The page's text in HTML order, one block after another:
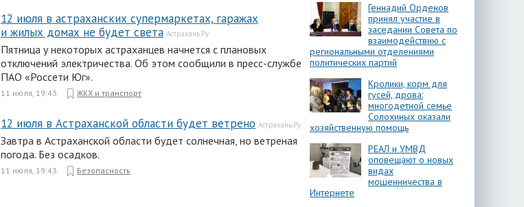
12 июля в астраханских супермаркетах, гаражах
и жилых домах не будет света Астрахань.Ру
Пятница у некоторых астраханцев начнется с плановых
отключений электричества. Об этом сообщили в пресс-службе
ПАО «Россети Юг».
11 июля, 19:43 ЖКХ и транспорт
12 июля в Астраханской области будет ветрено Астрахань.Ру
Завтра в Астраханской области будет солнечная, но ветреная
погода. Без осадков.
11 июля, 19:43 Безопасность
Геннадий Орденов
принял участие в
заседании Совета по
взаимодействию с
региональными отделениями
политических партий
Кролики, корм для
гусей, дрова:
многодетной семье
Солохиных оказали
хозяйственную помощь
РЕАЛ и УМВД
оповещают о новых
видах
мошенничества в
Интернете